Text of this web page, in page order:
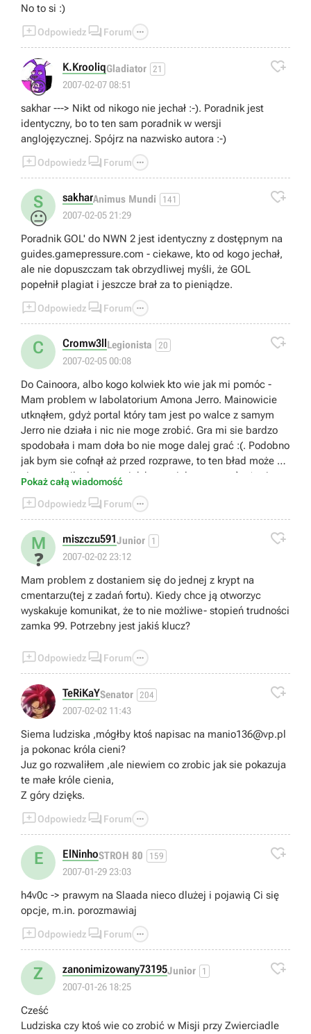
Underdark był o wiele leszpy i za ten zapłaciłem,
ponieważ myślałem, iż otrzymam taką samą jakość, a się
całkowicie zawiodłem.
No to si :)
Odpowiedz  Forum 
😊
K.KrooliqGladiator 21
2007-02-07 08:51

sakhar ---> Nikt od nikogo nie jechał :-). Poradnik jest
identyczny, bo to ten sam poradnik w wersji
anglojęzycznej. Spójrz na nazwisko autora :-)
Odpowiedz  Forum 
S
😐
sakharAnimus Mundi 141
2007-02-05 21:29

Poradnik GOL' do NWN 2 jest identyczny z dostępnym na
guides.gamepressure.com - ciekawe, kto od kogo jechał,
ale nie dopuszczam tak obrzydliwej myśli, że GOL
popełnił plagiat i jeszcze brał za to pieniądze.
Odpowiedz  Forum 
C Cromw3llLegionista 20
2007-02-05 00:08

Do Cainoora, albo kogo kolwiek kto wie jak mi pomóc -
Mam problem w labolatorium Amona Jerro. Mainowicie
utknąłem, gdyż portal który tam jest po walce z samym
Jerro nie działa i nic nie moge zrobić. Gra mi sie bardzo
spodobała i mam doła bo nie moge dalej grać :(. Podobno
jak bym sie cofnął aż przed rozprawe, to ten bład może by
nie wystąpił, ale nawet jak bym miał tego save`a (a nie
mam) to by mi się nie chciało taki kawał od nowa
przechodzić. Nie znacie może jakiegoś sposobu aby tu
zaradzić, na przykład jak w problemie wyżej (który też u
mnie wystąpił) za pomocą konsoli??? Błagam o jakąś
pomoc :(. Aha - patche nic mi nie dały.
Pokaż całą wiadomość
Odpowiedz  Forum 
M
❓
miszczu591Junior 1
2007-02-02 23:12

Mam problem z dostaniem się do jednej z krypt na
cmentarzu(tej z zadań fortu). Kiedy chce ją otworzyc
wyskakuje komunikat, że to nie możliwe- stopień trudności
zamka 99. Potrzebny jest jakiś klucz?
Odpowiedz  Forum 
TeRiKaYSenator 204
2007-02-02 11:43

Siema ludziska ,mógłby ktoś napisac na manio136@vp.pl
ja pokonac króla cieni?
Juz go rozwaliłem ,ale niewiem co zrobic jak sie pokazuja
te małe króle cienia,
Z góry dzięks.
Odpowiedz  Forum 
E ElNinhoSTROH 80 159
2007-01-29 23:03

h4v0c -> prawym na Slaada nieco dlużej i pojawią Ci się
opcje, m.in. porozmawiaj
Odpowiedz  Forum 
Z zanonimizowany73195Junior 1
2007-01-26 18:25

Cześć
Ludziska czy ktoś wie co zrobić w Misji przy Zwierciadle